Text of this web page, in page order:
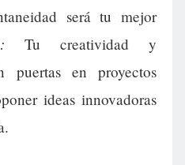
será tu mejor
Tu creatividad y
puertas en proyectos
ideas innovadoras